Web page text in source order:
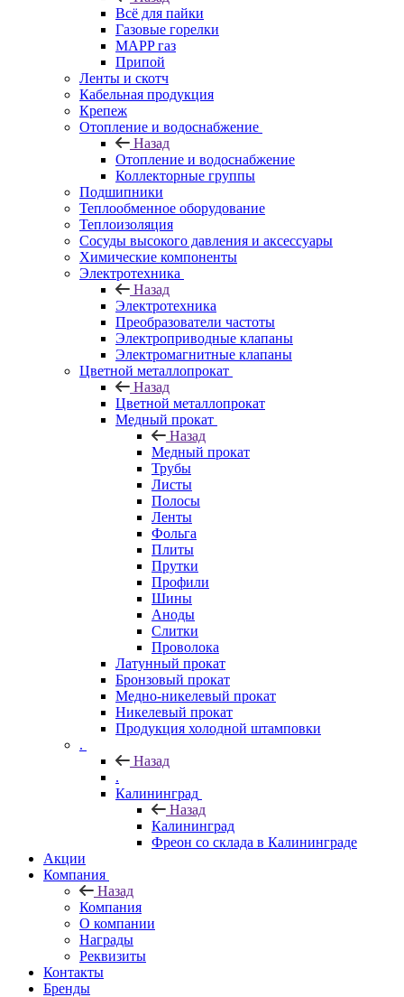
Всё для пайки
Газовые горелки
MAPP газ
Припой
Ленты и скотч
Кабельная продукция
Крепеж
Отопление и водоснабжение
Назад
Отопление и водоснабжение
Коллекторные группы
Подшипники
Теплообменное оборудование
Теплоизоляция
Сосуды высокого давления и аксессуары
Химические компоненты
Электротехника
Назад
Электротехника
Преобразователи частоты
Электроприводные клапаны
Электромагнитные клапаны
Цветной металлопрокат
Назад
Цветной металлопрокат
Медный прокат
Назад
Медный прокат
Трубы
Листы
Полосы
Ленты
Фольга
Плиты
Прутки
Профили
Шины
Аноды
Слитки
Проволока
Латунный прокат
Бронзовый прокат
Медно-никелевый прокат
Никелевый прокат
Продукция холодной штамповки
.
Назад
.
Калининград
Назад
Калининград
Фреон со склада в Калининграде
Акции
Компания
Назад
Компания
О компании
Награды
Реквизиты
Контакты
Бренды